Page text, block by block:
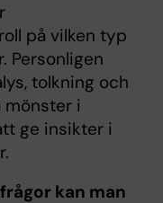
på vilken typ
Personligen
tolkning och
i
ge insikter i
kan man